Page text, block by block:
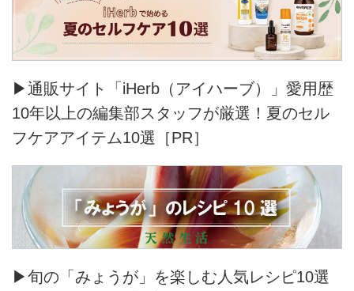
▶通販サイト「iHerb（アイハーブ）」愛用歴
10年以上の編集部スタッフが厳選！夏のセル
フケアアイテム10選［PR］
▶旬の「みょうが」を楽しむ人気レシピ10選